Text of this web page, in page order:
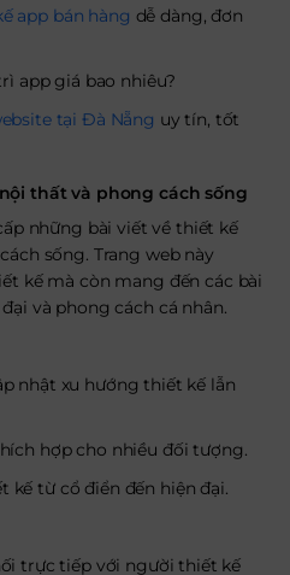
app bán hàng dễ dàng, đơn
app giá bao nhiêu?
tại Đà Nẵng uy tín, tốt
nội thất và phong cách sống
những bài viết về thiết kế
sống. Trang web này
kế mà còn mang đến các bài
và phong cách cá nhân.
nhật xu hướng thiết kế lẫn
hợp cho nhiều đối tượng.
từ cổ điển đến hiện đại.
trực tiếp với người thiết kế